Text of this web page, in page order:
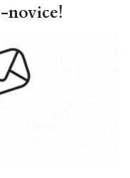
novice!